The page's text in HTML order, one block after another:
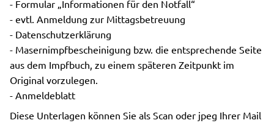
- Formular „Informationen für den Notfall“
- evtl. Anmeldung zur Mittagsbetreuung
- Datenschutzerklärung
- Masernimpfbescheinigung bzw. die entsprechende Seite
aus dem Impfbuch, zu einem späteren Zeitpunkt im
Original vorzulegen.
- Anmeldeblatt
Diese Unterlagen können Sie als Scan oder jpeg Ihrer Mail